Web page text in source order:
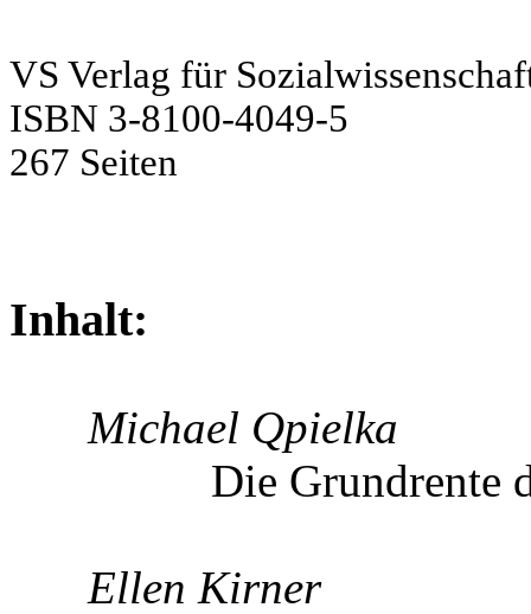
VS Verlag für
ISBN 3-8100-4049-5
267 Seiten
Inhalt:
Michael Qpielka
Die Grundrente
Ellen Kirner